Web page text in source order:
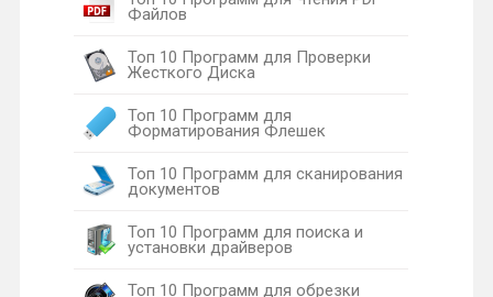
Файлов
Топ 10 Программ для Проверки
Жесткого Диска
Топ 10 Программ для
Форматирования Флешек
Топ 10 Программ для сканирования
документов
Топ 10 Программ для поиска и
установки драйверов
Топ 10 Программ для обрезки